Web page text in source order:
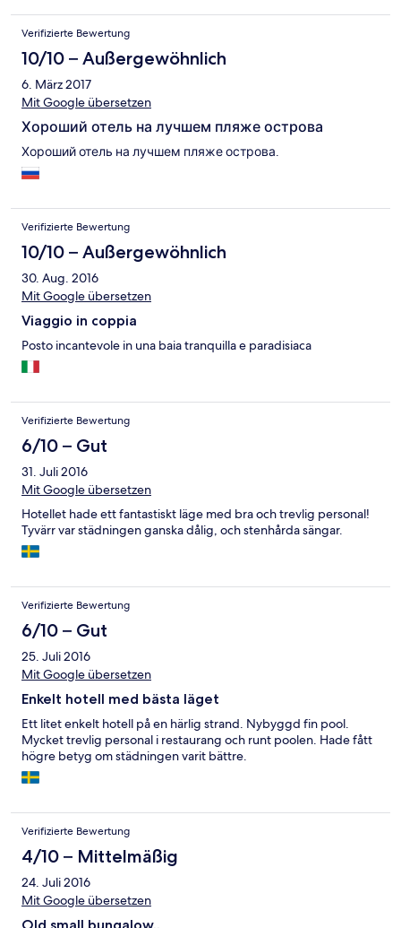
naapuriresportin kautta pääsee "päästripille". Päästripin thai-
ruoka alk. 50 baht. Huonoa: Surkea wifi, joka ei kuulunut lainkaan
huoneisiin, pätki ja oli hidas myös ravintolan puolella, muuten niin
mainion terassin riippumatot voisi pestä. Huone vähän pimeä ja
sänky narisi häiritsevästi. Muuten sänky oli iso ja mukava.
Verifizierte Bewertung
10/10 – Außergewöhnlich
6. März 2017
Mit Google übersetzen
Хороший отель на лучшем пляже острова
Хороший отель на лучшем пляже острова.
Verifizierte Bewertung
10/10 – Außergewöhnlich
30. Aug. 2016
Mit Google übersetzen
Viaggio in coppia
Posto incantevole in una baia tranquilla e paradisiaca
Verifizierte Bewertung
6/10 – Gut
31. Juli 2016
Mit Google übersetzen
Hotellet hade ett fantastiskt läge med bra och trevlig personal!
Tyvärr var städningen ganska dålig, och stenhårda sängar.
Verifizierte Bewertung
6/10 – Gut
25. Juli 2016
Mit Google übersetzen
Enkelt hotell med bästa läget
Ett litet enkelt hotell på en härlig strand. Nybyggd fin pool.
Mycket trevlig personal i restaurang och runt poolen. Hade fått
högre betyg om städningen varit bättre.
Verifizierte Bewertung
4/10 – Mittelmäßig
24. Juli 2016
Mit Google übersetzen